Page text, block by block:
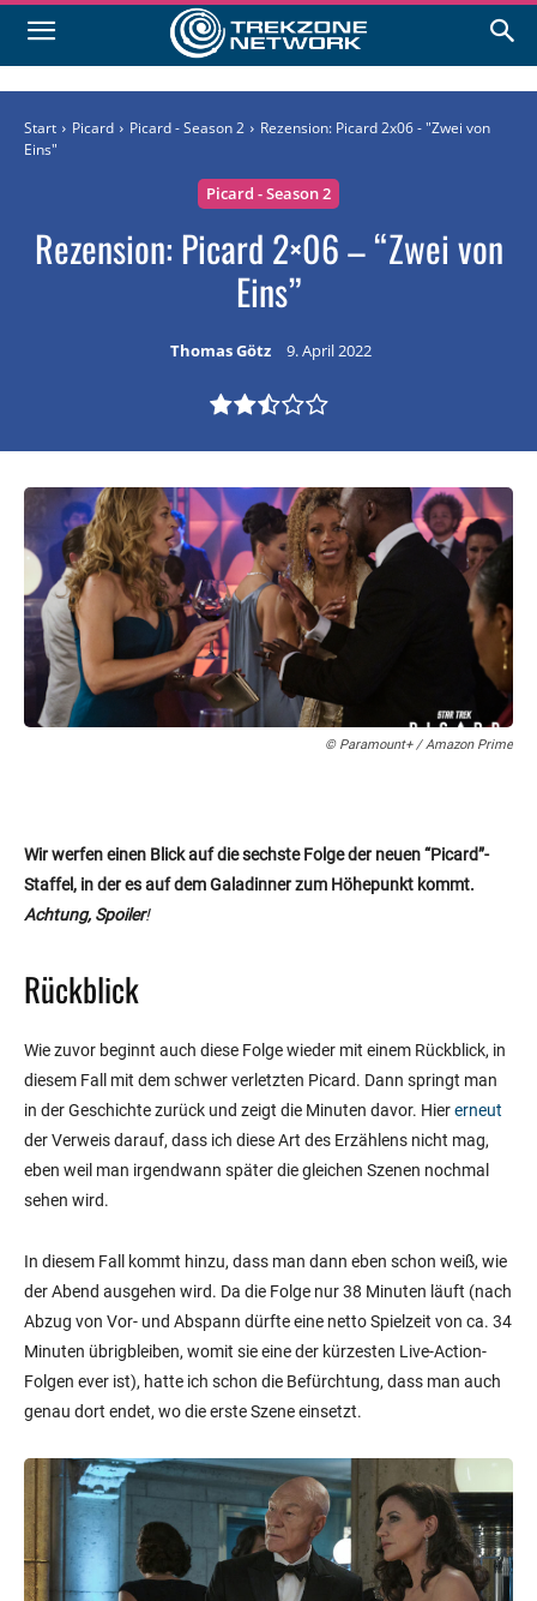
Start Picard Picard - Season 2
Rezension: Picard 2x06 - "Zwei von
Eins"
Picard - Season 2
Rezension: Picard 2×06 – “Zwei von
Eins”
Thomas Götz 9. April 2022
© Paramount+ / Amazon Prime
Wir werfen einen Blick auf die sechste Folge der neuen “Picard”-
Staffel, in der es auf dem Galadinner zum Höhepunkt kommt.
Achtung, Spoiler!
Rückblick
Wie zuvor beginnt auch diese Folge wieder mit einem Rückblick, in
diesem Fall mit dem schwer verletzten Picard. Dann springt man
in der Geschichte zurück und zeigt die Minuten davor. Hiererneut
der Verweis darauf, dass ich diese Art des Erzählens nicht mag,
eben weil man irgendwann später die gleichen Szenen nochmal
sehen wird.
In diesem Fall kommt hinzu, dass man dann eben schon weiß, wie
der Abend ausgehen wird. Da die Folge nur 38 Minuten läuft (nach
Abzug von Vor- und Abspann dürfte eine netto Spielzeit von ca. 34
Minuten übrigbleiben, womit sie eine der kürzesten Live-Action-
Folgen ever ist), hatte ich schon die Befürchtung, dass man auch
genau dort endet, wo die erste Szene einsetzt.